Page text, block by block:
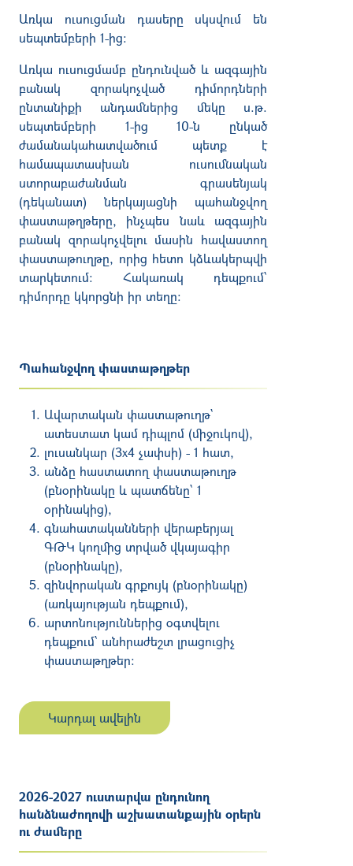
Առկա ուսուցման դասերը սկսվում են
սեպտեմբերի 1-ից:
Առկա ուսուցմամբ ընդունված և ազգային
բանակ զորակոչված դիմորդների
ընտանիքի անդամներից մեկը ս.թ.
սեպտեմբերի 1-ից 10-ն ընկած
ժամանակահատվածում պետք է
համապատասխան ուսումնական
ստորաբաժանման գրասենյակ
(դեկանատ) ներկայացնի պահանջվող
փաստաթղթերը, ինչպես նաև ազգային
բանակ զորակոչվելու մասին հավաստող
փաստաթուղթը, որից հետո կձևակերպվի
տարկետում: Հակառակ դեպքում՝
դիմորդը կկորցնի իր տեղը:
Պահանջվող փաստաթղթեր
Ավարտական փաստաթուղթ`
ատեստատ կամ դիպլոմ (միջուկով),
լուսանկար (3x4 չափսի) - 1 հատ,
անձը հաստատող փաստաթուղթ
(բնօրինակը և պատճենը՝ 1
օրինակից),
գնահատականների վերաբերյալ
ԳԹԿ կողմից տրված վկայագիր
(բնօրինակը),
զինվորական գրքույկ (բնօրինակը)
(առկայության դեպքում),
արտոնություններից օգտվելու
դեպքում՝ անհրաժեշտ լրացուցիչ
փաստաթղթեր։
Կարդալ ավելին
2026-2027 ուստարվա ընդունող
հանձնաժողովի աշխատանքային օրերն
ու ժամերը